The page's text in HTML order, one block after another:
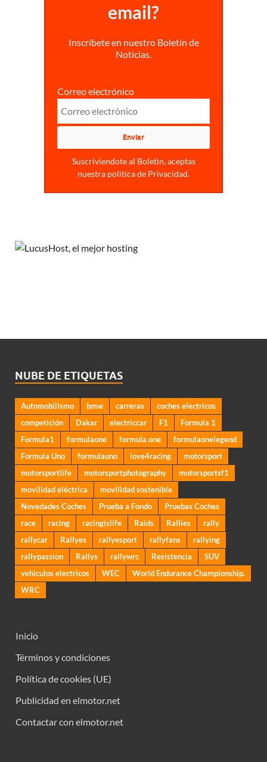
email?
Inscríbete en nuestro Boletín de
Noticias.
Correo electrónico
Suscriviendote al Boletin, aceptas
nuestra politica de Privacidad.
NUBE DE ETIQUETAS
Automobilismo bmw carreras
coches electricos
competición
Dakar electriccar F1
Formula 1
Formula1
formulaone formula one
formulaonelegend
Formula Uno
formulauno love4racing
motorsport
motorsportlife
motorsportphotography
motorsportsf1
movilidad eléctrica
movilidad sostenible
Novedades Coches
Prueba a Fondo
Pruebas Coches
race
racing racingislife Raids Rallies
rally
rallycar
Rallyes rallyesport rallyfans
rallying
rallypassion
Rallys rallywrc Resistencia
SUV
vehiculos electricos
WEC
World Endurance Championship.
WRC
Inicio
Términos y condiciones
Política de cookies (UE)
Publicidad en elmotor.net
Contactar con elmotor.net